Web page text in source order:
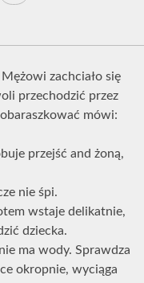
zachciało się
przechodzić przez
mówi:
przejść and żoną,
nie śpi.
wstaje delikatnie,
dziecka.
ma wody. Sprawdza
okropnie, wyciąga